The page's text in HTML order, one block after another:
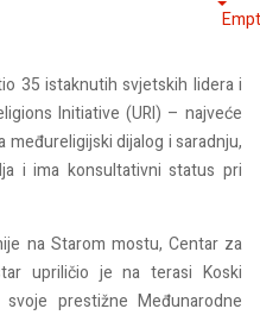
35 istaknutih svjetskih lidera i
Initiative (URI) – najveće
dijalog i saradnju,
i ima konsultativni status pri
na Starom mostu, Centar za
upriličio je na terasi Koski
prestižne Međunarodne